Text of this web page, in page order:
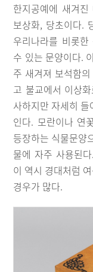
한지공예에 새겨
보상화, 당초이다.
우리나라를 비롯
수 있는 문양이다.
주 새겨져 보석함
고 불교에서 이상
사하지만 자세히
인다. 모란이나 연
등장하는 식물문양
물에 자주 사용된
이 역시 경대처럼
경우가 많다.